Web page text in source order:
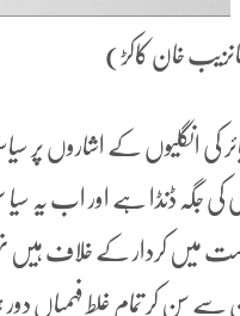
خان کاکڑ)
کی انگلیوں کے اشاروں پر
کی جگہ ڈنڈا ہے اور اب یہ
میں کردار کے خلاف ہیں
سے سن کر تمام غلط فہمیاں